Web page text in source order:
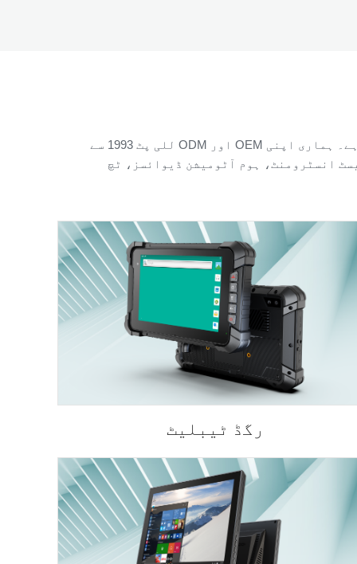
للی پٹ 1993 سے ODM اور OEM مصنوعات تیار اور ڈیلیور کر رہا ہے۔ ہماری اپنی R&D ٹیم ہے، لہذا مصنوعات کو آپ کی ضروریات کی بنیاد پر اپنی مرضی کے
انسٹرومنٹ، ہوم آٹومیشن ڈیوائسز، ٹچ
رگڈ ٹیبلیٹ